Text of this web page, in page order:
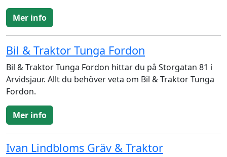
Mer info
Bil & Traktor Tunga Fordon
Bil & Traktor Tunga Fordon hittar du på Storgatan 81 i
Arvidsjaur. Allt du behöver veta om Bil & Traktor Tunga
Fordon.
Mer info
Ivan Lindbloms Gräv & Traktor